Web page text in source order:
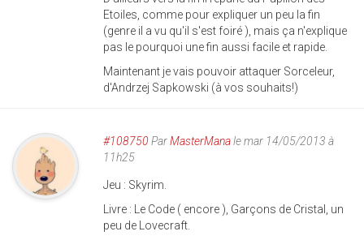
Etoiles, comme pour expliquer un peu la fin
(genre il a vu qu'il s'est foiré ), mais ça n'explique
pas le pourquoi une fin aussi facile et rapide.
Maintenant je vais pouvoir attaquer Sorceleur,
d'Andrzej Sapkowski (à vos souhaits!)
#108750 ParMasterManale mar 14/05/2013 à
11h25
Jeu : Skyrim.
Livre : Le Code ( encore ), Garçons de Cristal, un
peu de Lovecraft.